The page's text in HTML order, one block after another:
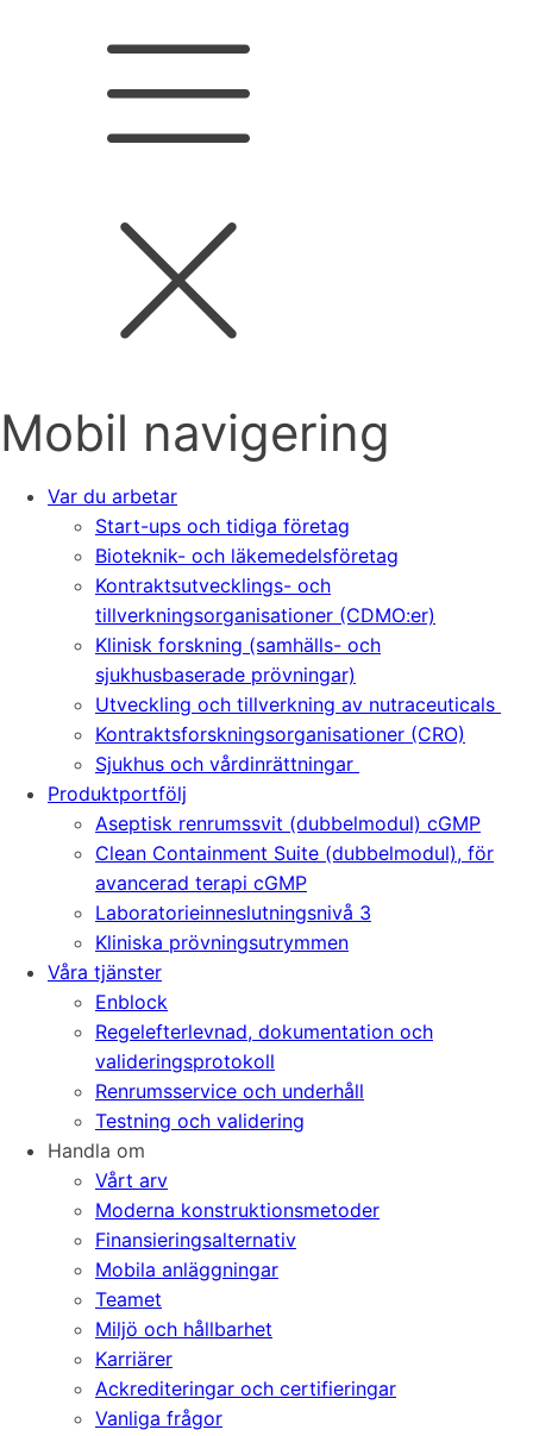
Mobil navigering
Var du arbetar
Start-ups och tidiga företag
Bioteknik- och läkemedelsföretag
Kontraktsutvecklings- och
tillverkningsorganisationer (CDMO:er)
Klinisk forskning (samhälls- och
sjukhusbaserade prövningar)
Utveckling och tillverkning av nutraceuticals
Kontraktsforskningsorganisationer (CRO)
Sjukhus och vårdinrättningar
Produktportfölj
Aseptisk renrumssvit (dubbelmodul) cGMP
Clean Containment Suite (dubbelmodul), för
avancerad terapi cGMP
Laboratorieinneslutningsnivå 3
Kliniska prövningsutrymmen
Våra tjänster
Enblock
Regelefterlevnad, dokumentation och
valideringsprotokoll
Renrumsservice och underhåll
Testning och validering
Handla om
Vårt arv
Moderna konstruktionsmetoder
Finansieringsalternativ
Mobila anläggningar
Teamet
Miljö och hållbarhet
Karriärer
Ackrediteringar och certifieringar
Vanliga frågor